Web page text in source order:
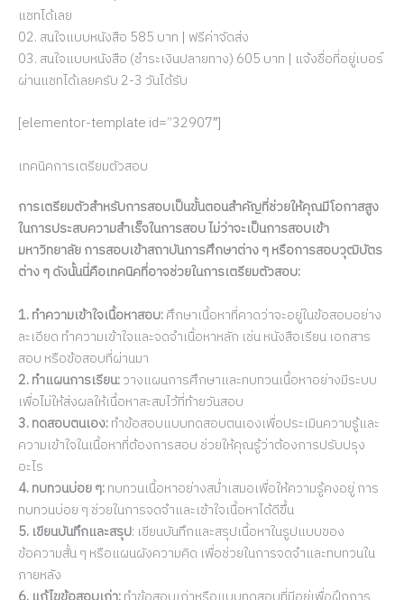
แชทได้เลย
02. สนใจแบบหนังสือ 585 บาท | ฟรีค่าจัดส่ง
03. สนใจแบบหนังสือ (ชำระเงินปลายทาง) 605 บาท | แจ้งชื่อที่อยู่เบอร์
ผ่านแชทได้เลยครับ 2-3 วันได้รับ
[elementor-template id=”32907″]
เทคนิคการเตรียมตัวสอบ
การเตรียมตัวสำหรับการสอบเป็นขั้นตอนสำคัญที่ช่วยให้คุณมีโอกาสสูง
ในการประสบความสำเร็จในการสอบ ไม่ว่าจะเป็นการสอบเข้า
มหาวิทยาลัย การสอบเข้าสถาบันการศึกษาต่าง ๆ หรือการสอบวุฒิบัตร
ต่าง ๆ ดังนั้นนี่คือเทคนิคที่อาจช่วยในการเตรียมตัวสอบ:
1. ทำความเข้าใจเนื้อหาสอบ:ศึกษาเนื้อหาที่คาดว่าจะอยู่ในข้อสอบอย่าง
ละเอียด ทำความเข้าใจและจดจำเนื้อหาหลัก เช่น หนังสือเรียน เอกสาร
สอบ หรือข้อสอบที่ผ่านมา
2. ทำแผนการเรียน:วางแผนการศึกษาและทบทวนเนื้อหาอย่างมีระบบ
เพื่อไม่ให้ส่งผลให้เนื้อหาสะสมไว้ที่ท้ายวันสอบ
3. ทดสอบตนเอง:ทำข้อสอบแบบทดสอบตนเองเพื่อประเมินความรู้และ
ความเข้าใจในเนื้อหาที่ต้องการสอบ ช่วยให้คุณรู้ว่าต้องการปรับปรุง
อะไร
4. ทบทวนบ่อย ๆ:ทบทวนเนื้อหาอย่างสม่ำเสมอเพื่อให้ความรู้คงอยู่ การ
ทบทวนบ่อย ๆ ช่วยในการจดจำและเข้าใจเนื้อหาได้ดีขึ้น
5. เขียนบันทึกและสรุป: เขียนบันทึกและสรุปเนื้อหาในรูปแบบของ
ข้อความสั้น ๆ หรือแผนผังความคิด เพื่อช่วยในการจดจำและทบทวนใน
ภายหลัง